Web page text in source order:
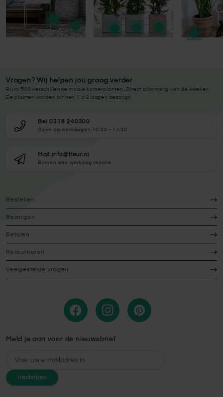
Vragen? Wij helpen jou graag verder
Ruim 500 verschillende mooie kamerplanten. Direct afkomstig van de kweker.
De planten worden binnen 1 à 2 dagen bezorgd.
Bel 0318 240300
Open op werkdagen 10:00 - 17:00
Mail info@fleur.nl
Binnen één werkdag reactie
Bestellen
Bezorgen
Betalen
Retourneren
Veelgestelde vragen
Meld je aan voor de nieuwsbrief
E-mailadres
Inschrijven